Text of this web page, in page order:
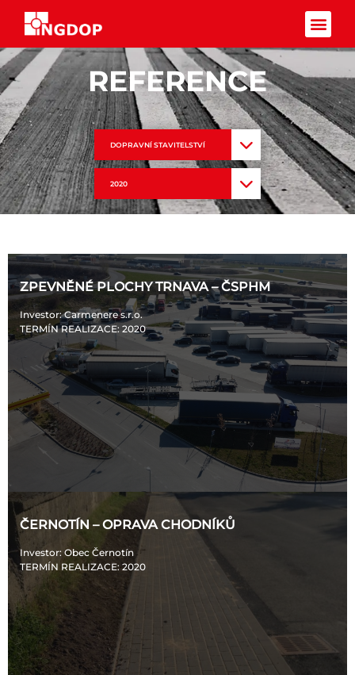
REFERENCE
DOPRAVNÍ STAVITELSTVÍ
2020
ZPEVNĚNÉ PLOCHY TRNAVA – ČSPHM
Investor: Carmenere s.r.o.
TERMÍN REALIZACE: 2020
ČERNOTÍN – OPRAVA CHODNÍKŮ
Investor: Obec Černotín
TERMÍN REALIZACE: 2020